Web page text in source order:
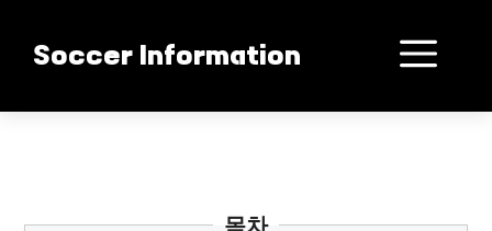
Soccer Information
메
뉴
목차